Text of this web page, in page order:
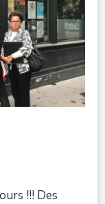
!!! Des